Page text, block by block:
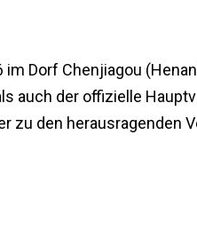
im Dorf Chenjiagou
auch der offizielle
zu den herausragenden